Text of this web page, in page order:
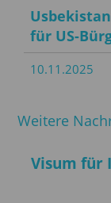
für US-
10.11.2025
Weitere
Visum für